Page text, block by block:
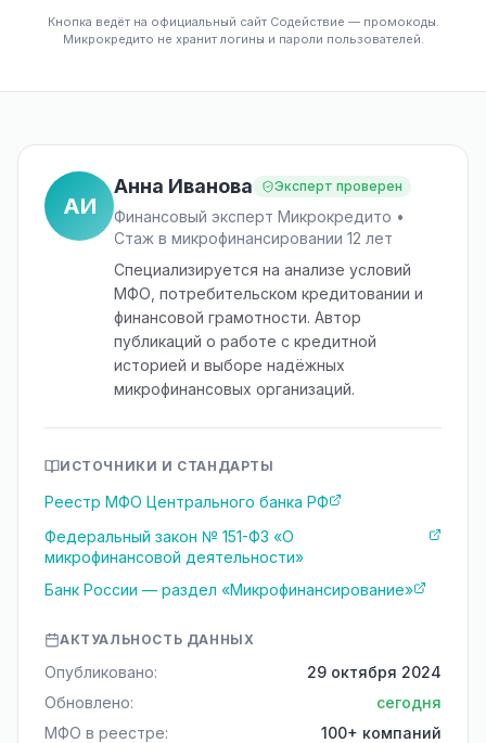
Кнопка ведёт на официальный сайт Содействие — промокоды.
Микрокредито не хранит логины и пароли пользователей.
АИ
Анна Иванова Эксперт проверен
Финансовый эксперт Микрокредито •
Стаж в микрофинансировании 12 лет
Специализируется на анализе условий
МФО, потребительском кредитовании и
финансовой грамотности. Автор
публикаций о работе с кредитной
историей и выборе надёжных
микрофинансовых организаций.
ИСТОЧНИКИ И СТАНДАРТЫ
Реестр МФО Центрального банка РФ
Федеральный закон № 151-ФЗ «О
микрофинансовой деятельности»
Банк России — раздел «Микрофинансирование»
АКТУАЛЬНОСТЬ ДАННЫХ
Опубликовано:
29 октября 2024
Обновлено:
сегодня
МФО в реестре:
100+ компаний